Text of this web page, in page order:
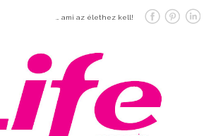
… ami az élethez kell!